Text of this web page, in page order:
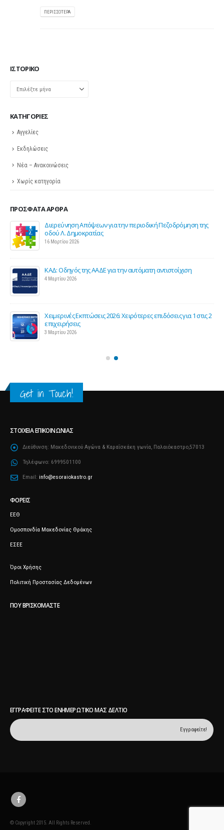
ΠΕΡΙΣΣΌΤΕΡΑ
ΙΣΤΟΡΙΚΌ
Ιστορικό
KΑΤΗΓΟΡΊΕΣ
Αγγελίες
Εκδηλώσεις
Νέα – Ανακοινώσεις
Χωρίς κατηγορία
ΠΡΌΣΦΑΤΑ ΆΡΘΡΑ
Σε λειτουργία το νέο Helpdesk της ΕΣΕΕ με κορυφαίους
επιστήμονες για την υποστήριξη των εμπορικών
επιχειρήσεων
Παράταση της υποχρεωτικής έναρξης της ηλεκτρονικής
τιμολόγησης
Προς μείωση της προκαταβολής φόρου για επαγγελματίες
και επιχειρήσεις
25 Φεβρουαρίου 2026
Get in Touch!
ΣΤΟΙΧΕΊΑ ΕΠΙΚΟΙΝΩΝΊΑΣ
Διεύθυνση: Μακεδονικού Αγώνα & Καραΐσκάκη γωνία, Παλαιόκαστρο,57013
Τηλέφωνο: 6999501100
Email: info@esoraiokastro.gr
ΦΟΡΕΊΣ
ΕΕΘ
Ομοσπονδία Μακεδονίας Θράκης
ΕΣΕΕ
Όροι Χρήσης
Πολιτική Προστασίας Δεδομένων
ΠΟΥ ΒΡΙΣΚΌΜΑΣΤΕ
ΕΓΓΡΑΦΕΊΤΕ ΣΤΟ ΕΝΗΜΕΡΩΤΙΚΌ ΜΑΣ ΔΕΛΤΊΟ
© Copyright 2015. All Rights Reserved.